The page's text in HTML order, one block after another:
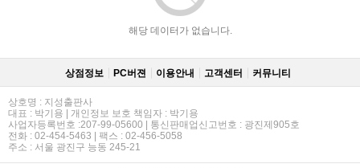
해당 데이터가 없습니다.
상점정보 PC버젼 이용안내 고객센터 커뮤니티
상호명 : 지성출판사
대표 : 박기용 | 개인정보 보호 책임자 : 박기용
사업자등록번호 :207-99-05600 | 통신판매업신고번호 : 광진제905호
전화 : 02-454-5463 | 팩스 : 02-456-5058
주소 : 서울 광진구 능동 245-21